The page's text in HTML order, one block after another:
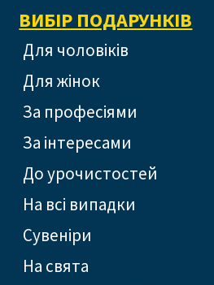
ВИБІР ПОДАРУНКІВ
Для чоловіків
Для жінок
За професіями
За інтересами
До урочистостей
На всі випадки
Сувеніри
На свята